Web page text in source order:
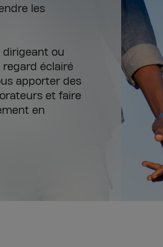
les
dirigeant ou
éclairé
apporter des
et faire
en